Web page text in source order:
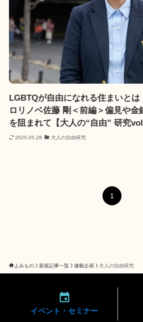
LGBTQが自由になれる住まいと
ロリノベ佐藤 剛＜前編＞偏見や金
を阻まれて【大人の“自由” 研究
2025.05.28 大人の自由研究
1
よみもの 新規記事一覧 連載企画 大人の自由研究
イベント・ セミナー